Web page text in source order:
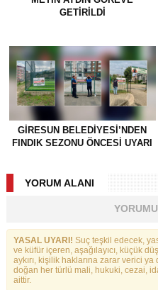
GETİRİLDİ
GİRESUN BELEDİYESİ’NDEN
FINDIK SEZONU ÖNCESİ UYARI
YORUM ALANI
YASAL UYARI! Suç teşkil edecek,
ve küfür içeren, aşağılayıcı, küçük
aykırı, kişilik haklarına zarar verici
doğan her türlü mali, hukuki, cezai,
aittir.